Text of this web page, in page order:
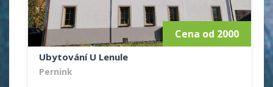
máte obdržíte také slevy v naší půjčovně a
lyžařské/snowboardové škole JPK.
Cena od 2000
Ubytování U Lenule
Pernink